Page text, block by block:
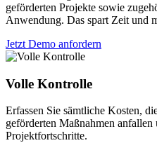
geförderten Projekte sowie
Anwendung. Das spart Zeit und
Jetzt Demo anfordern
Volle Kontrolle
Erfassen Sie sämtliche Kosten,
geförderten Maßnahmen
Projektfortschritte.